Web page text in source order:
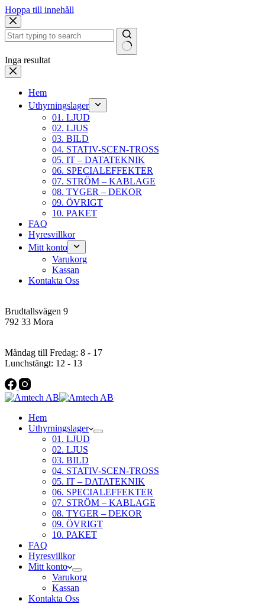
Hoppa till innehåll
Inga resultat
Hem
Uthyrningslager
01. LJUD
02. LJUS
03. BILD
04. STATIV-SCEN-TROSS
05. IT – DATATEKNIK
06. SPECIALEFFEKTER
07. STRÖM – KABLAGE
08. TYGER – DEKOR
09. ÖVRIGT
10. PAKET
FAQ
Hyresvillkor
Mitt konto
Varukorg
Kassan
Kontakta Oss
Brudtallsvägen 9
792 33 Mora
Måndag till Fredag: 8 - 17
Lunchstängt: 12 - 13
Hem
Uthyrningslager
01. LJUD
02. LJUS
03. BILD
04. STATIV-SCEN-TROSS
05. IT – DATATEKNIK
06. SPECIALEFFEKTER
07. STRÖM – KABLAGE
08. TYGER – DEKOR
09. ÖVRIGT
10. PAKET
FAQ
Hyresvillkor
Mitt konto
Varukorg
Kassan
Kontakta Oss